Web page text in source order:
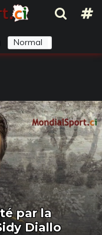
Normal
par la
Diallo